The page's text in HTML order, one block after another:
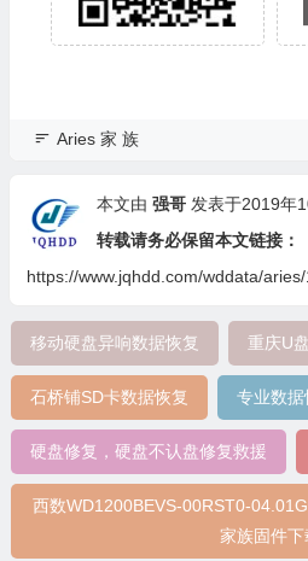
Aries 家 族
本文由 强哥 发表于2019年
转载请务必保留本文链接：
https://www.jqhdd.com/wddata/
移动硬盘异响数据恢复 重庆U
石桥铺SD卡数据恢复 专业数据
硬盘修复，硬盘不认盘修复救援
西数WD1200BEVS-00RST0-
家族固件下